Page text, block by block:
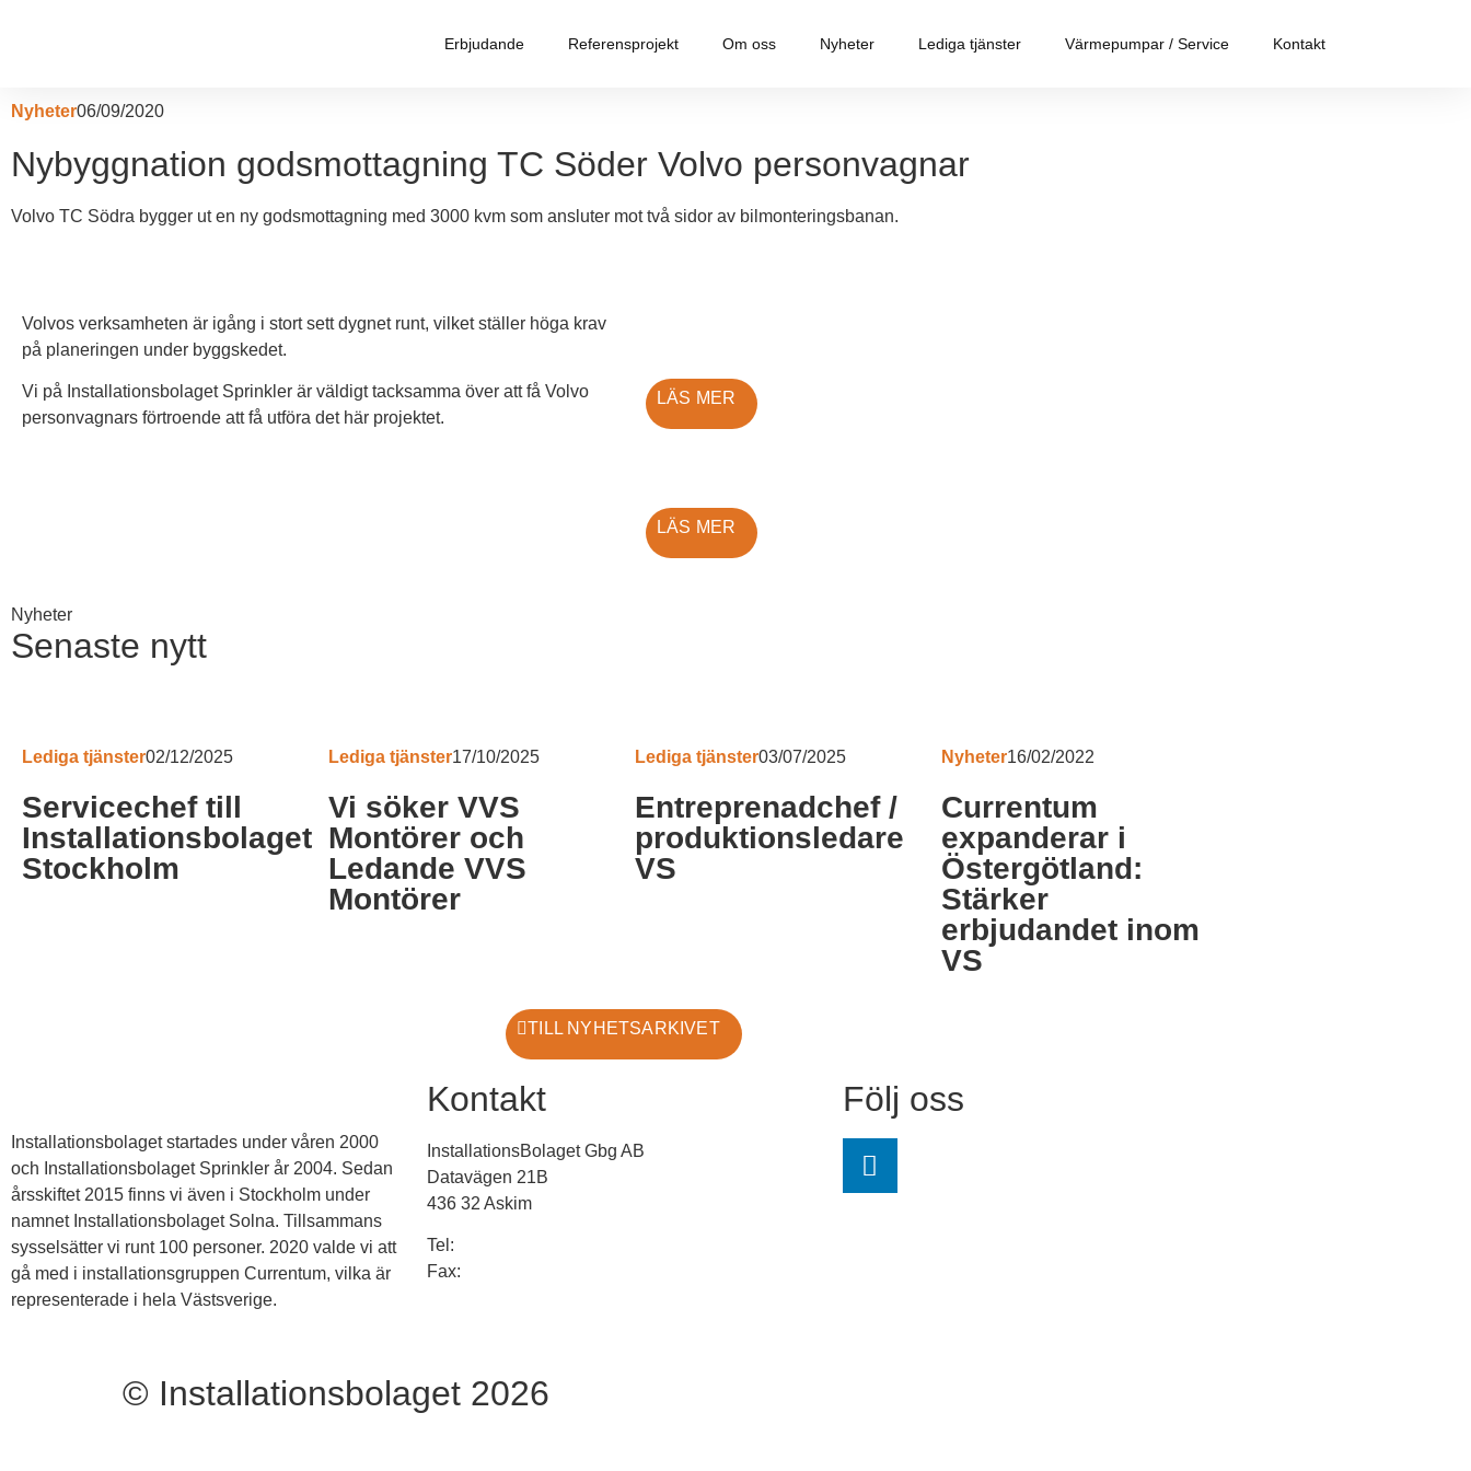
Erbjudande Referensprojekt Om oss Nyheter Lediga tjänster Värmepumpar / Service Kontakt
Nyheter06/09/2020
Nybyggnation godsmottagning TC Söder Volvo personvagnar
Volvo TC Södra bygger ut en ny godsmottagning med 3000 kvm som ansluter mot två sidor av bilmonteringsbanan.
Volvos verksamheten är igång i stort sett dygnet runt, vilket ställer höga krav
på planeringen under byggskedet.
Vi på Installationsbolaget Sprinkler är väldigt tacksamma över att få Volvo
personvagnars förtroende att få utföra det här projektet.
LÄS MER
LÄS MER
Nyheter
Senaste nytt
Lediga tjänster02/12/2025
Servicechef till
Installationsbolaget
Stockholm
Lediga tjänster17/10/2025
Vi söker VVS
Montörer och
Ledande VVS
Montörer
Lediga tjänster03/07/2025
Entreprenadchef /
produktionsledare
VS
Nyheter16/02/2022
Currentum
expanderar i
Östergötland:
Stärker
erbjudandet inom
VS
TILL NYHETSARKIVET
Installationsbolaget startades under våren 2000
och Installationsbolaget Sprinkler år 2004. Sedan
årsskiftet 2015 finns vi även i Stockholm under
namnet Installationsbolaget Solna. Tillsammans
sysselsätter vi runt 100 personer. 2020 valde vi att
gå med i installationsgruppen Currentum, vilka är
representerade i hela Västsverige.
Kontakt
InstallationsBolaget Gbg AB
Datavägen 21B
436 32 Askim
Tel:
Fax:
Följ oss
© Installationsbolaget 2026
Nödvändiga
går inte att
välja bort. De
behövs för att
hemsidan
uppbyggnad,
hur
hemsidan
används.
Upplevelse
För att vår
möjligt under